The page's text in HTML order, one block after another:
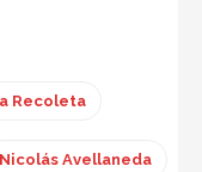
Recoleta
Nicolás Avellaneda